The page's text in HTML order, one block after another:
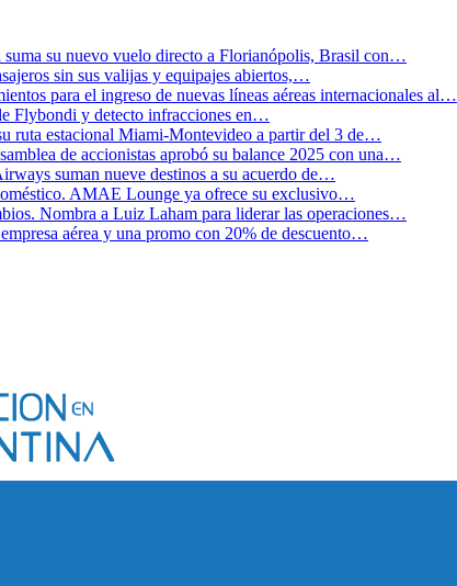
suma su nuevo vuelo directo a Florianópolis, Brasil con…
sin sus valijas y equipajes abiertos,…
para el ingreso de nuevas líneas aéreas internacionales al…
Flybondi y detecto infracciones en…
ruta estacional Miami-Montevideo a partir del 3 de…
de accionistas aprobó su balance 2025 con una…
suman nueve destinos a su acuerdo de…
AMAE Lounge ya ofrece su exclusivo…
Nombra a Luiz Laham para liderar las operaciones…
aérea y una promo con 20% de descuento…